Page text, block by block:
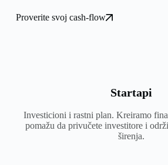
Proverite svoj cash-flow
Startapi
Investicioni i rastni plan. Kreiramo
pomažu da privučete investitore i
širenja.